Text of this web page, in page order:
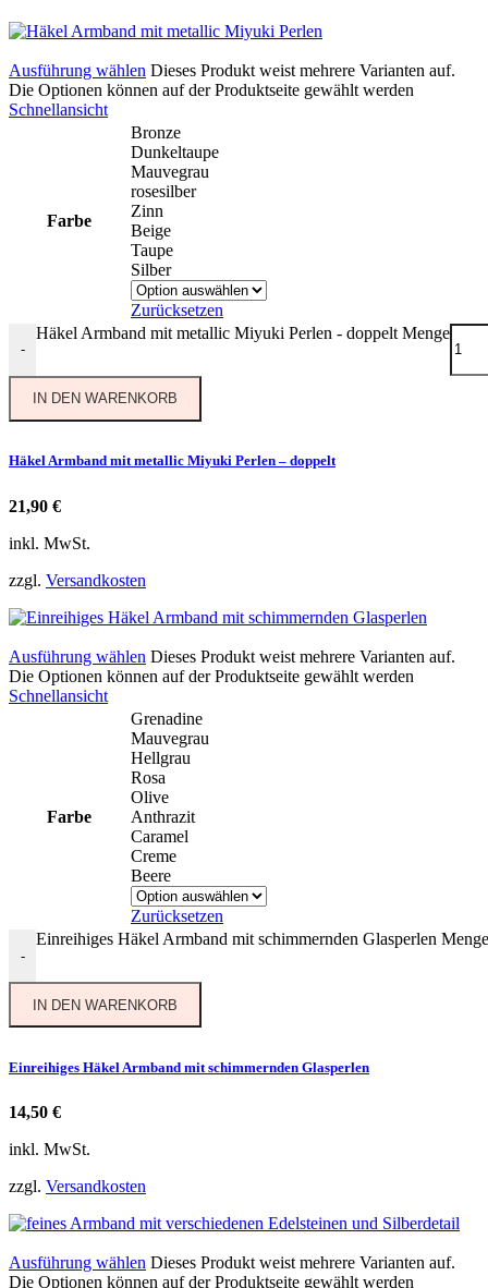
Ausführung wählen Dieses Produkt weist mehrere Varianten auf.
Die Optionen können auf der Produktseite gewählt werden
Schnellansicht
Farbe
Bronze
Dunkeltaupe
Mauvegrau
rosesilber
Zinn
Beige
Taupe
Silber
Zurücksetzen
-
Häkel Armband mit metallic Miyuki Perlen - doppelt Menge
IN DEN WARENKORB
Häkel Armband mit metallic Miyuki Perlen – doppelt
21,90 €
inkl. MwSt.
zzgl. Versandkosten
Ausführung wählen Dieses Produkt weist mehrere Varianten auf.
Die Optionen können auf der Produktseite gewählt werden
Schnellansicht
Farbe
Grenadine
Mauvegrau
Hellgrau
Rosa
Olive
Anthrazit
Caramel
Creme
Beere
Zurücksetzen
-
Einreihiges Häkel Armband mit schimmernden Glasperlen Menge
IN DEN WARENKORB
Einreihiges Häkel Armband mit schimmernden Glasperlen
14,50 €
inkl. MwSt.
zzgl. Versandkosten
Ausführung wählen Dieses Produkt weist mehrere Varianten auf.
Die Optionen können auf der Produktseite gewählt werden